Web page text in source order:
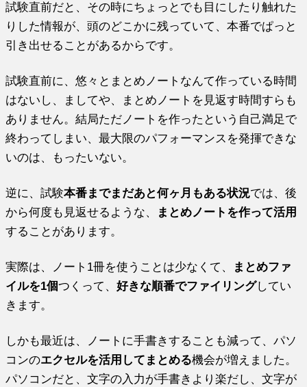
試験直前だと、その時にちょっとでも目にしたり触れた
りした情報が、頭のどこかに残っていて、本番でぱっと
引き出せることがあるからです。
試験直前に、悠々とまとめノートなんて作っている時間
はないし、ましてや、まとめノートを見返す時間すらも
ありません。結局ただノートを作ったという自己満足で
終わってしまい、最大限のパフォーマンスを発揮できな
いのは、もったいない。
逆に、試験本番までまだあと何ヶ月もある状況では、後
から何度も見返せるような、
まとめノートを作って活用
することがあります。
実際は、ノート1冊を使うことは少なくて、
まとめファ
イルを1個つくって、好きな順番でファイリングしてい
きます。
しかも最近は、ノートに手書きすることも減って、パソ
コンのエクセルを活用してまとめる機会が増えました。
パソコンだと、文字の入力が手書きより楽だし、文字が